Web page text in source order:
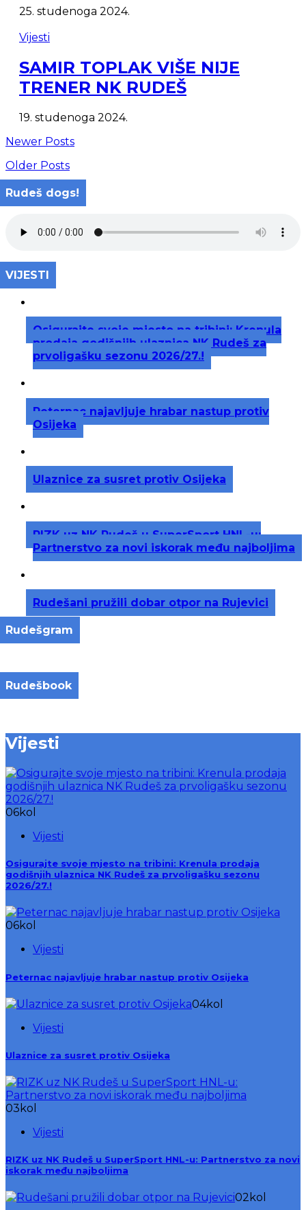
25. studenoga 2024.
Vijesti
SAMIR TOPLAK VIŠE NIJE
TRENER NK RUDEŠ
19. studenoga 2024.
Newer Posts
Older Posts
Rudeš dogs!
VIJESTI
Osigurajte svoje mjesto na tribini: Krenula
prodaja godišnjih ulaznica NK Rudeš za
prvoligašku sezonu 2026/27.!
Peternac najavljuje hrabar nastup protiv
Osijeka
Ulaznice za susret protiv Osijeka
RIZK uz NK Rudeš u SuperSport HNL-u:
Partnerstvo za novi iskorak među najboljima
Rudešani pružili dobar otpor na Rujevici
Rudešgram
Rudešbook
Vijesti
06kol
Vijesti
Osigurajte svoje mjesto na tribini: Krenula prodaja
godišnjih ulaznica NK Rudeš za prvoligašku sezonu
2026/27.!
06kol
Vijesti
Peternac najavljuje hrabar nastup protiv Osijeka
04kol
Vijesti
Ulaznice za susret protiv Osijeka
03 kol
Vijesti
RIZK uz NK Rudeš u SuperSport HNL-u: Partnerstvo za novi
iskorak među najboljima
02 kol